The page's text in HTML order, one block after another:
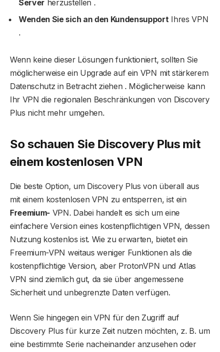
Server herzustellen .
Wenden Sie sich an den Kundensupport Ihres VPN
.
Wenn keine dieser Lösungen funktioniert, sollten Sie
möglicherweise ein Upgrade auf ein VPN mit stärkerem
Datenschutz in Betracht ziehen . Möglicherweise kann
Ihr VPN die regionalen Beschränkungen von Discovery
Plus nicht mehr umgehen.
So schauen Sie Discovery Plus mit
einem kostenlosen VPN
Die beste Option, um Discovery Plus von überall aus
mit einem kostenlosen VPN zu entsperren, ist ein
Freemium- VPN. Dabei handelt es sich um eine
einfachere Version eines kostenpflichtigen VPN, dessen
Nutzung kostenlos ist. Wie zu erwarten, bietet ein
Freemium-VPN weitaus weniger Funktionen als die
kostenpflichtige Version, aber ProtonVPN und Atlas
VPN sind ziemlich gut, da sie über angemessene
Sicherheit und unbegrenzte Daten verfügen.
Wenn Sie hingegen ein VPN für den Zugriff auf
Discovery Plus für kurze Zeit nutzen möchten, z. B. um
eine bestimmte Serie nacheinander anzusehen oder